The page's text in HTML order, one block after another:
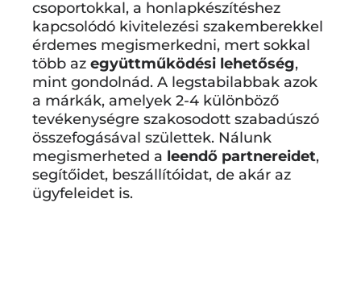
csoportokkal, a honlapkészítéshez
kapcsolódó kivitelezési szakemberekkel
érdemes megismerkedni, mert sokkal
több az együttműködési lehetőség,
mint gondolnád. A legstabilabbak azok
a márkák, amelyek 2-4 különböző
tevékenységre szakosodott szabadúszó
összefogásával születtek. Nálunk
megismerheted a leendő partnereidet,
segítőidet, beszállítóidat, de akár az
ügyfeleidet is.